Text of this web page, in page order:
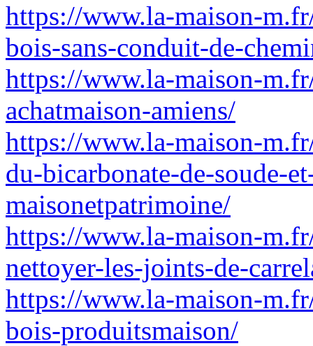
https://www.la-maison-
bois-sans-conduit-de-
https://www.la-maison-
achatmaison-amiens/
https://www.la-maison-
du-bicarbonate-de-soude-
maisonetpatrimoine/
https://www.la-maison-
nettoyer-les-joints-de-
https://www.la-maison-
bois-produitsmaison/